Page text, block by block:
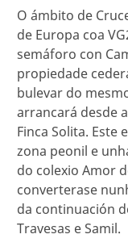
O ámbito de
de Europa coa
semáforo con
propiedade
bulevar do
arrancará desde
Finca Solita. Este
zona peonil e
do colexio Amor
converterase
da continuación
Travesas e Samil.